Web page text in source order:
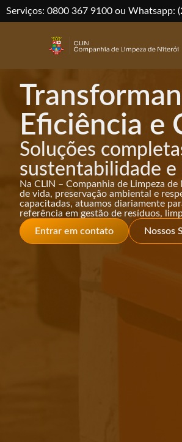
Serviços: 0800 367 9100 ou Whatsapp:
Eficiência e
Soluções
sustentabilidade e
Na CLIN – Companhia de Limpeza
de vida, preservação ambiental e
capacitadas, atuamos diariamente
referência em gestão de resíduos,
Entrar em contato
Nossos